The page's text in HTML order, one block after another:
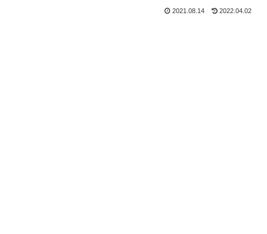
2021.08.14 2022.04.02